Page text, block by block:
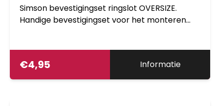
Simson bevestigingset ringslot OVERSIZE.
Handige bevestigingset voor het monteren
€4,95 Informatie